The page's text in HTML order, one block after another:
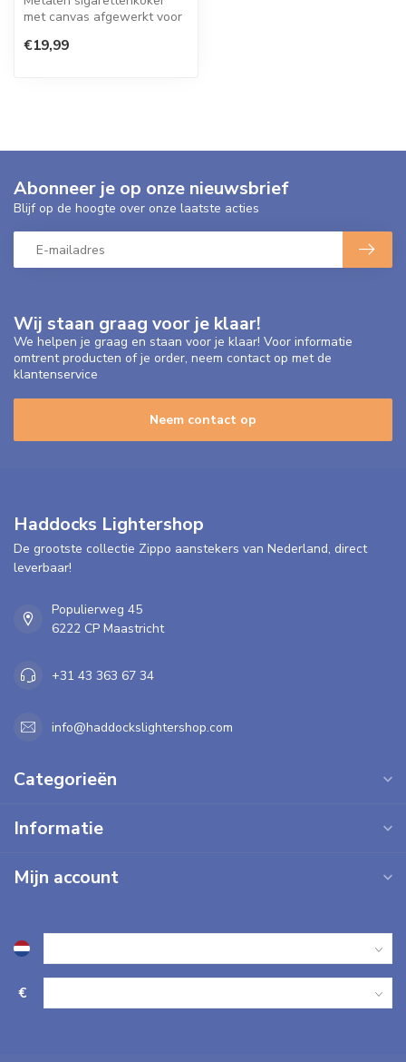
met canvas afgewerkt voor
€19,99
Wij staan graag voor je klaar!
We helpen je graag en staan voor je klaar! Voor informatie
omtrent producten of je order, neem contact op met de
klantenservice
Neem contact op
Abonneer je op onze nieuwsbrief
Blijf op de hoogte over onze laatste acties
Haddocks Lightershop
De grootste collectie Zippo aanstekers van Nederland, direct
leverbaar!
Populierweg 45
6222 CP Maastricht
+31 43 363 67 34
info@haddockslightershop.com
Categorieën
Informatie
Mijn account
€